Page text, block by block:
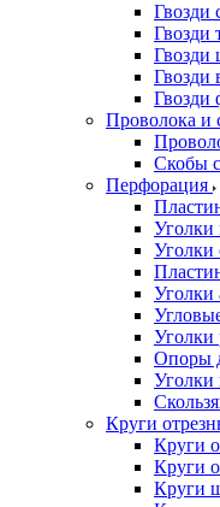
Гвозди
Гвозди
Гвозди
Гвозди
Проволока и
Скобы
Перфорация
Уголки
Уголки
Уголки
Уголки
Опоры
Уголки
Круги
Круги
Круги
Круги